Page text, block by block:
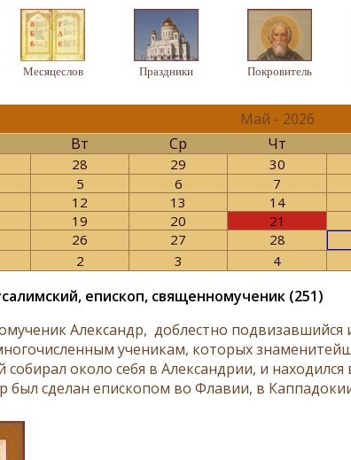
Месяцеслов Праздники Покровитель
Май - 2026
Вт Ср Чт
28 29 30
5 6 7
12 13 14
19 20 21
26 27 28
2 3 4
епископ, священномученик (251)
Александр, доблестно подвизавшийся
ученикам, которых
собирал около себя в Александрии, и
был сделан епископом во Флавии, в